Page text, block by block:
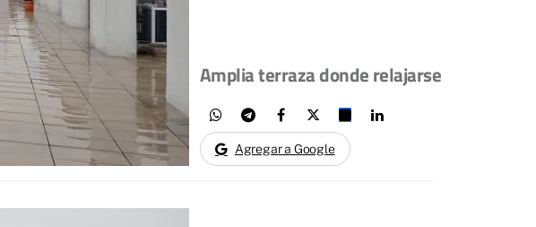
Amplia terraza donde relajarse
Agregar a Google